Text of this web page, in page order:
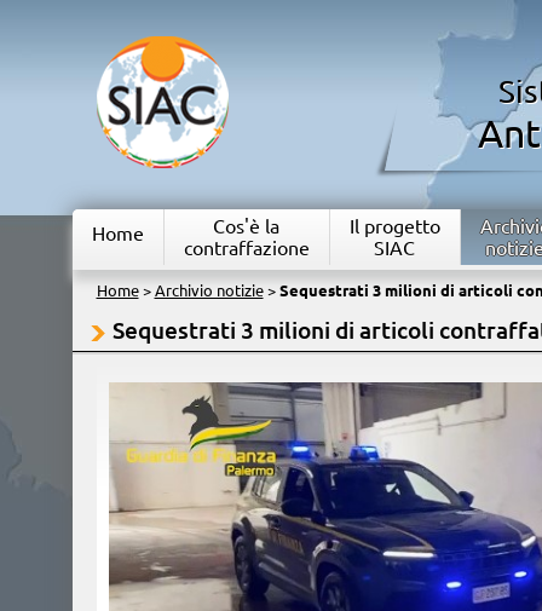
Home
Cos'è la
contraffazione
Il progetto
SIAC
Home> Archivio notizie> Sequestrati 3 milioni di articoli
Sequestrati 3 milioni di articoli